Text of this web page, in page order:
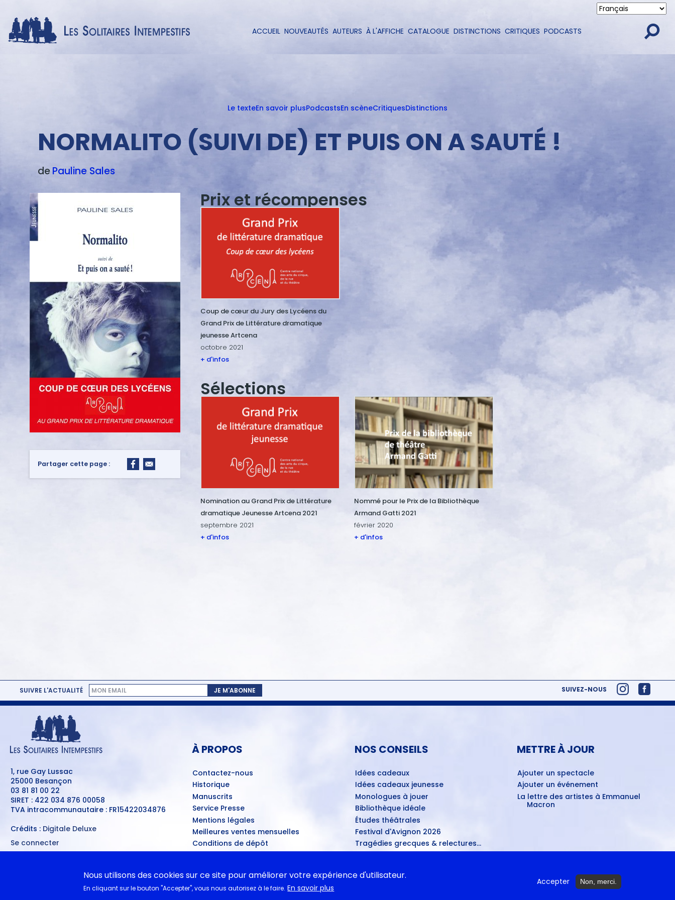
contenu
Navigation
ACCUEIL NOUVEAUTÉS AUTEURS À L'AFFICHE CATALOGUE DISTINCTIONS CRITIQUES PODCASTS
Le texteEn savoir plusPodcastsEn scèneCritiquesDistinctions
NORMALITO (SUIVI DE) ET PUIS ON A SAUTÉ !
dePauline Sales
Prix et récompenses
Coup de cœur du Jury des Lycéens du
Grand Prix de Littérature dramatique
jeunesse Artcena
octobre 2021
+ d'infos
Sélections
Nomination au Grand Prix de Littérature
dramatique Jeunesse Artcena 2021
septembre 2021
+ d'infos
Image
Nommé pour le Prix de la Bibliothèque
Armand Gatti 2021
février 2020
+ d'infos
Partager cette page :
SUIVRE L'ACTUALITÉ JE M'ABONNE SUIVEZ-NOUS
1, rue Gay Lussac
25000 Besançon
03 81 81 00 22
SIRET : 422 034 876 00058
TVA intracommunautaire : FR15422034876
Crédits : Digitale Deluxe
MENU
Se connecter
À PROPOS
Contactez-nous
Historique
Manuscrits
Service Presse
Mentions légales
Meilleures ventes mensuelles
Conditions de dépôt
NOS CONSEILS
Idées cadeaux
Idées cadeaux jeunesse
Monologues à jouer
Bibliothèque idéale
Études théâtrales
Festival d'Avignon 2026
Tragédies grecques & relectures...
METTRE À JOUR
Ajouter un spectacle
Ajouter un événement
La lettre des artistes à Emmanuel
Macron
EN CLASSE
Nous utilisons des cookies sur ce site pour améliorer votre expérience d'utilisateur.
En cliquant sur le bouton "Accepter", vous nous autorisez à le faire. En savoir plus
Accepter Non, merci.